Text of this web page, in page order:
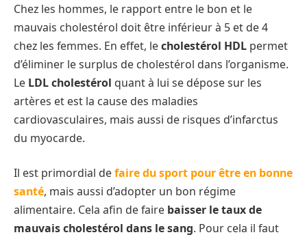
Chez les hommes, le rapport entre le bon et le
mauvais cholestérol doit être inférieur à 5 et de 4
chez les femmes. En effet, lecholestérol HDL permet
d’éliminer le surplus de cholestérol dans l’organisme.
Le LDL cholestérol quant à lui se dépose sur les
artères et est la cause des maladies
cardiovasculaires, mais aussi de risques d’infarctus
du myocarde.
Il est primordial defaire du sport pour être en bonne
santé, mais aussi d’adopter un bon régime
alimentaire. Cela afin de faire baisser le taux de
mauvais cholestérol dans le sang. Pour cela il faut